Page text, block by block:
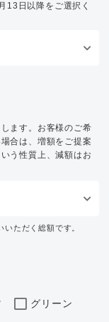
13日以降をご選択く
ます。お客様のご希
合は、増額をご提案
う性質上、減額はお
ただく総額です。
グリーン